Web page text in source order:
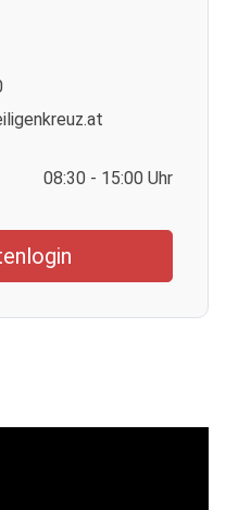
08:30 - 15:00 Uhr